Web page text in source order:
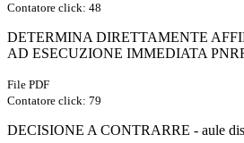
Contatore click: 48
DETERMINA DIRETTAMENTE
AD ESECUZIONE IMMEDIATA
File PDF
Contatore click: 79
DECISIONE A CONTRARRE - aule